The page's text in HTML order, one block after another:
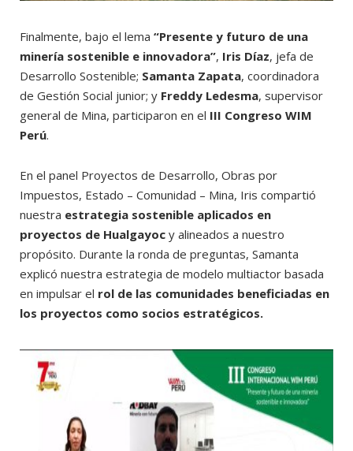
Finalmente, bajo el lema “Presente y futuro de una
minería sostenible e innovadora”, Iris Díaz, jefa de
Desarrollo Sostenible; Samanta Zapata, coordinadora
de Gestión Social junior; y Freddy Ledesma, supervisor
general de Mina, participaron en el III Congreso WIM
Perú.
En el panel Proyectos de Desarrollo, Obras por
Impuestos, Estado – Comunidad – Mina, Iris compartió
nuestra estrategia sostenible aplicados en
proyectos de Hualgayoc y alineados a nuestro
propósito. Durante la ronda de preguntas, Samanta
explicó nuestra estrategia de modelo multiactor basada
en impulsar el rol de las comunidades beneficiadas en
los proyectos como socios estratégicos.